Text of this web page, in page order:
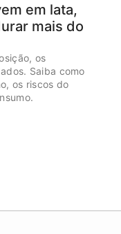
em lata,
mais do
os
Saiba como
os riscos do